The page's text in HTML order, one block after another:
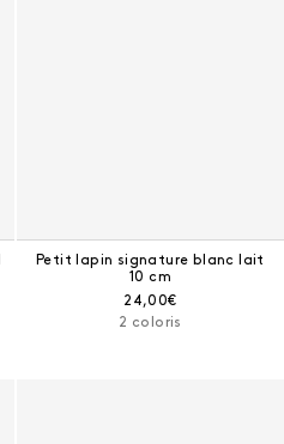
Petit lapin signature blanc lait
10 cm
Prix courant :
24,00€
2 coloris